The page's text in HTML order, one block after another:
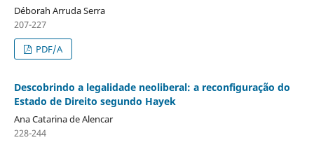
Déborah Arruda Serra
207-227
PDF/A
Descobrindo a legalidade neoliberal: a reconfiguração do
Estado de Direito segundo Hayek
Ana Catarina de Alencar
228-244